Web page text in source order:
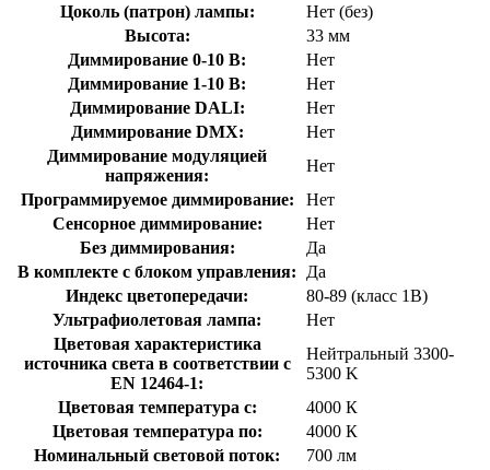
Цоколь (патрон) лампы:
Нет (без)
Высота:
33 мм
Диммирование 0-10 В:
Нет
Диммирование 1-10 В:
Нет
Диммирование DALI:
Нет
Диммирование DMX:
Нет
Диммирование модуляцией
напряжения:
Нет
Программируемое диммирование:
Нет
Сенсорное диммирование:
Нет
Без диммирования:
Да
В комплекте с блоком управления:
Да
Индекс цветопередачи:
80-89 (класс 1В)
Ультрафиолетовая лампа:
Нет
Цветовая характеристика
источника света в соответствии с
EN 12464-1:
Нейтральный 3300-
5300 K
Цветовая температура с:
4000 К
Цветовая температура по:
4000 К
Номинальный световой поток:
700 лм